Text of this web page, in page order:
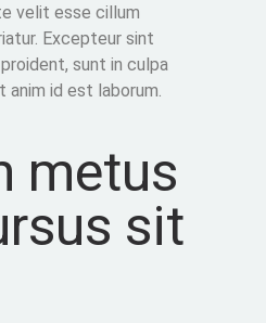
velit esse cillum
Excepteur sint
sunt in culpa
id est laborum.
metus
sit